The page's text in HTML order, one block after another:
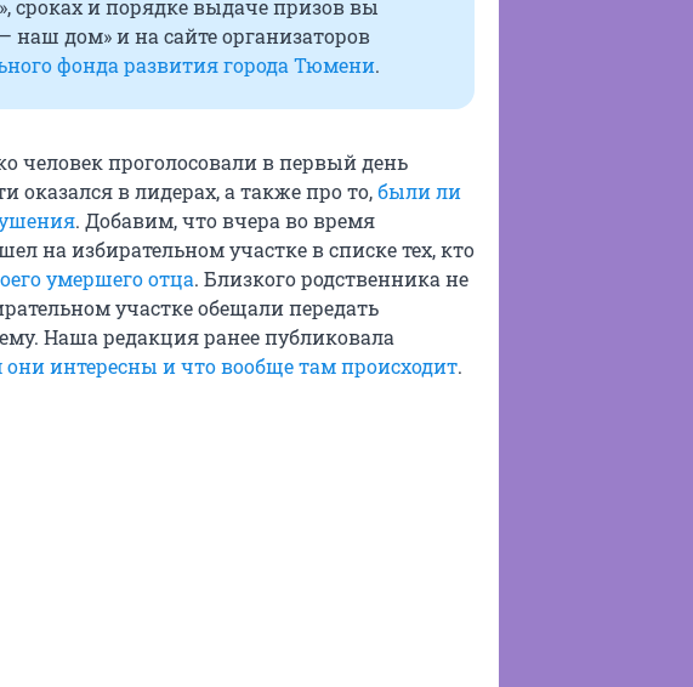
сроках и порядке выдаче призов вы
наш дом» и на сайте организаторов
фонда развития города Тюмени.
человек проголосовали в первый день
оказался в лидерах, а также про то,были ли
. Добавим, что вчера во время
на избирательном участке в списке тех, кто
умершего отца. Близкого родственника не
участке обещали передать
Наша редакция ранее публиковала
они интересны и что вообще там происходит.